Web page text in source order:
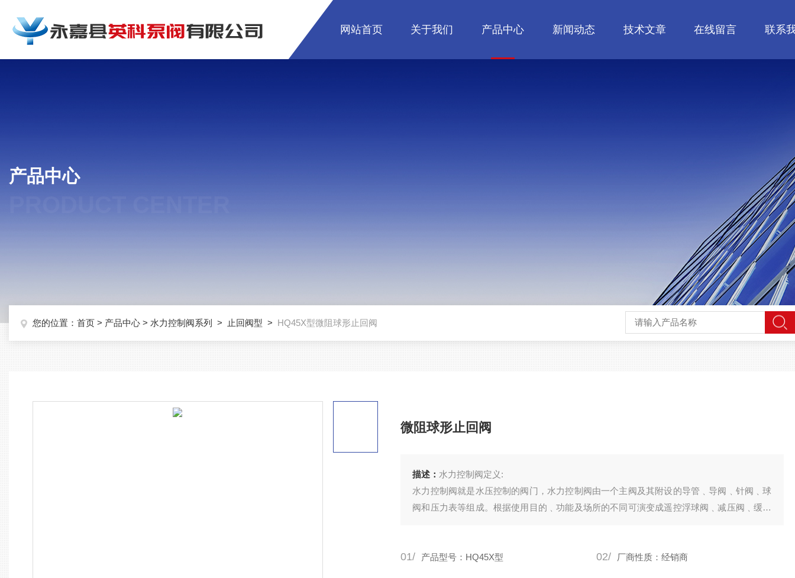
网站首页 关于我们 产品中心 新闻动态 技术文章 在线留言 联系
产品中心
您的位置： 首页 > 产品中心 > 水力控制阀系列 > 止回阀型 > HQ45X型微阻球形止回阀
微阻球形止回阀
描述： 水力控制阀定义:
水力控制阀就是水压控制的阀门，水力控制阀由一个主阀及其附设的导管﹑导阀﹑针阀﹑球
阀和压力表等组成。根据使用目的﹑功能及场所的不同可演变成遥控浮球阀﹑减压阀﹑缓闭
水力控制阀是一种利用水自润式阀体，无须另加机油润滑，如遇主阀
01/ 产品型号：HQ45X型 02/ 厂商性质：经销商